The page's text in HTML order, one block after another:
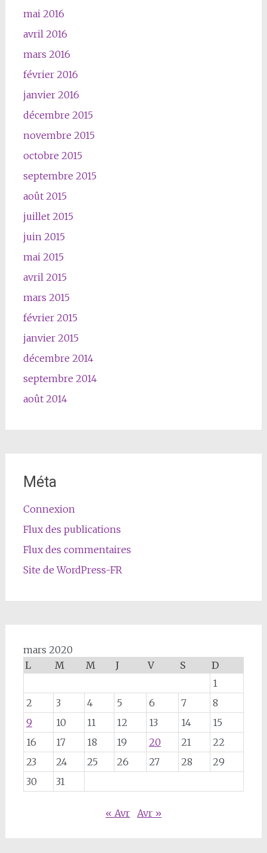
mai 2016
avril 2016
mars 2016
février 2016
janvier 2016
décembre 2015
novembre 2015
octobre 2015
septembre 2015
août 2015
juillet 2015
juin 2015
mai 2015
avril 2015
mars 2015
février 2015
janvier 2015
décembre 2014
septembre 2014
août 2014
Méta
Connexion
Flux des publications
Flux des commentaires
Site de WordPress-FR
mars 2020
L
M M J V S
D
1
2
3 4 5 6 7
8
9
10 11 12 13 14
15
16
17 18 19 20 21
22
23
24 25 26 27 28
29
30
31
« Avr Avr »